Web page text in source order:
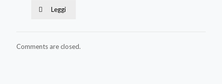
Leggi
Comments are closed.